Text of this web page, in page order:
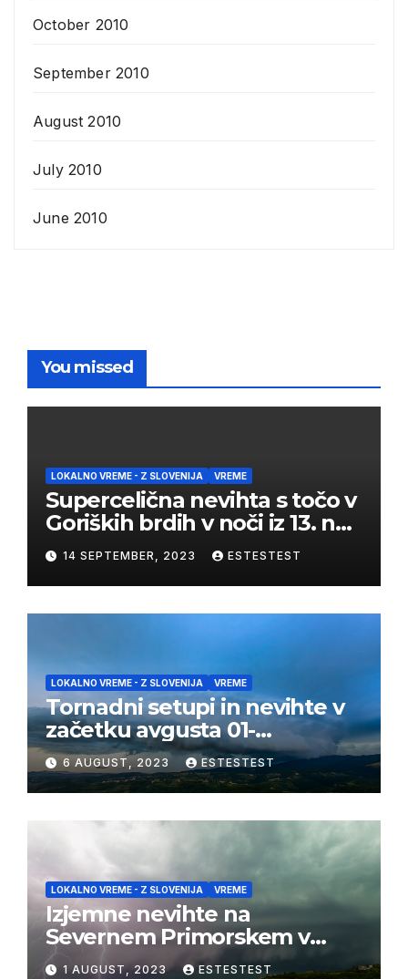
October 2010
September 2010
August 2010
July 2010
June 2010
You missed
LOKALNO VREME - Z SLOVENIJA VREME
Supercelična nevihta s točo v
Goriških brdih v noči iz 13. na
14. september 2023
14 SEPTEMBER, 2023 ESTESTEST
LOKALNO VREME - Z SLOVENIJA VREME
Tornadni setupi in nevihte v
začetku avgusta 01-
03/08/2023
6 AUGUST, 2023 ESTESTEST
LOKALNO VREME - Z SLOVENIJA VREME
Izjemne nevihte na
Severnem Primorskem v
juliju 2023
1 AUGUST, 2023 ESTESTEST